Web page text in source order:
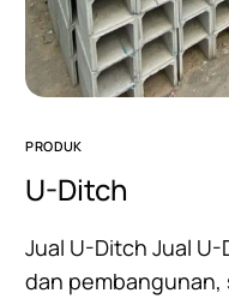
PRODUK
U-Ditch
Jual U-Ditch Jual
dan